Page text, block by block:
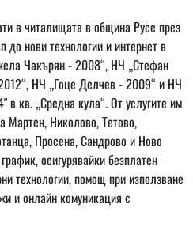
в читалищата в община Русе през
до нови технологии и интернет в
Чакърян - 2008“, НЧ „Стефан
НЧ „Гоце Делчев - 2009“ и НЧ
кв. „Средна кула“. От услугите им
Мартен, Николово, Тетово,
Просена, Сандрово и Ново
осигурявайки безплатен
технологии, помощ при използване
и онлайн комуникация с